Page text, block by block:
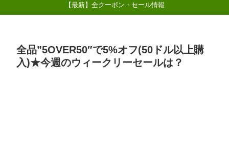
【最新】全クーポン・セール情報
全品”5OVER50″で5%オフ(50ドル以上購
入)★今週のウィークリーセールは？